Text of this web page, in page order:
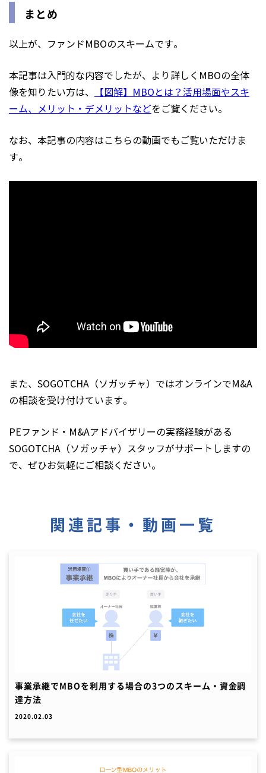
まとめ
以上が、ファンドMBOのスキームです。
本記事は入門的な内容でしたが、より詳しくMBOの全体
像を知りたい方は、
【図解】MBOとは？活用場面やスキ
ーム、メリット・デメリットなどをご覧ください。
なお、本記事の内容はこちらの動画でもご覧いただけま
す。
また、SOGOTCHA（ソガッチャ）ではオンラインでM&A
の相談を受け付けています。
PEファンド・M&Aアドバイザリーの実務経験がある
SOGOTCHA（ソガッチャ）スタッフがサポートしますの
で、ぜひお気軽にご相談ください。
関連記事・動画一覧
事業承継でMBOを利用する場合の3つのスキーム・資金調
達方法
2020.02.03